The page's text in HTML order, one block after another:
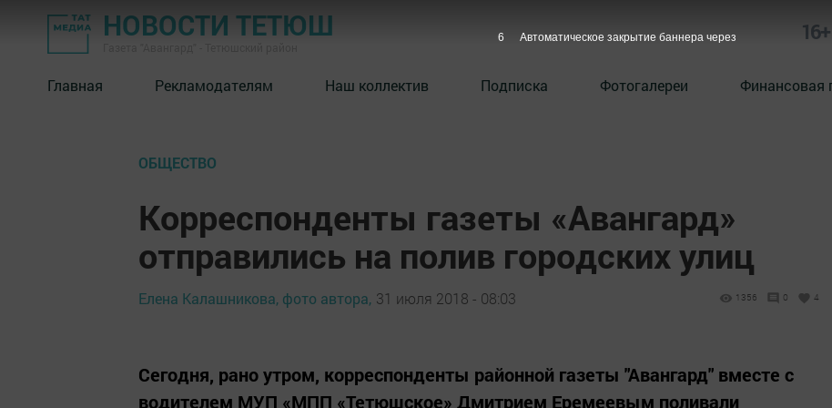
НОВОСТИ ТЕТЮШ 16+
Главная Рекламодателям Наш коллектив Подписка Фотогалереи Финансовая
ОБЩЕСТВО
Корреспонденты газеты «Авангард»
отправились на полив городских улиц
Елена Калашникова, фото автора, 31 июля 2018 - 08:03 1356 0 4
Сегодня, рано утром, корреспонденты районной газеты "Авангард" вместе с
водителем МУП «МПП «Тетюшское» Дмитрием Еремеевым поливали
5 Автоматическое закрытие баннера через